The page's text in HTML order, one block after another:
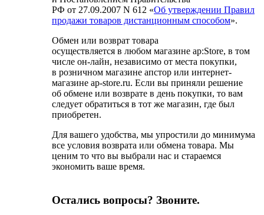
РФ от 27.09.2007 N 612 «Об утверждении Правил
продажи товаров дистанционным способом».
Обмен или возврат товара
осуществляется в любом магазине ap:Store, в том
числе он-лайн, независимо от места покупки,
в розничном магазине апстор или интернет-
магазине ap-store.ru. Если вы приняли решение
об обмене или возврате в день покупки, то вам
следует обратиться в тот же магазин, где был
приобретен.
Для вашего удобства, мы упростили до минимума
все условия возврата или обмена товара. Мы
ценим то что вы выбрали нас и стараемся
экономить ваше время.
Остались вопросы? Звоните.